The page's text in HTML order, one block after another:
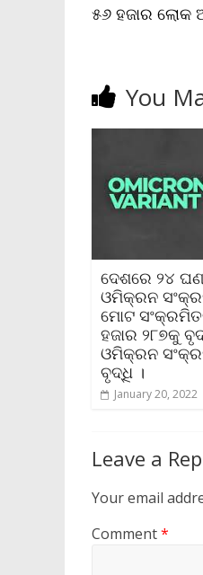
୫୬ ହଜାର ଲୋକ
You
ଦେଶରେ ୨୪
ଓମିକ୍ରନ
ମୋଟ
ହଜାର ୨୮୭କୁ
ଓମିକ୍ରନ
ବୃଦ୍ଧି ।
January 20, 2022
Leave a
Your email
Comment*